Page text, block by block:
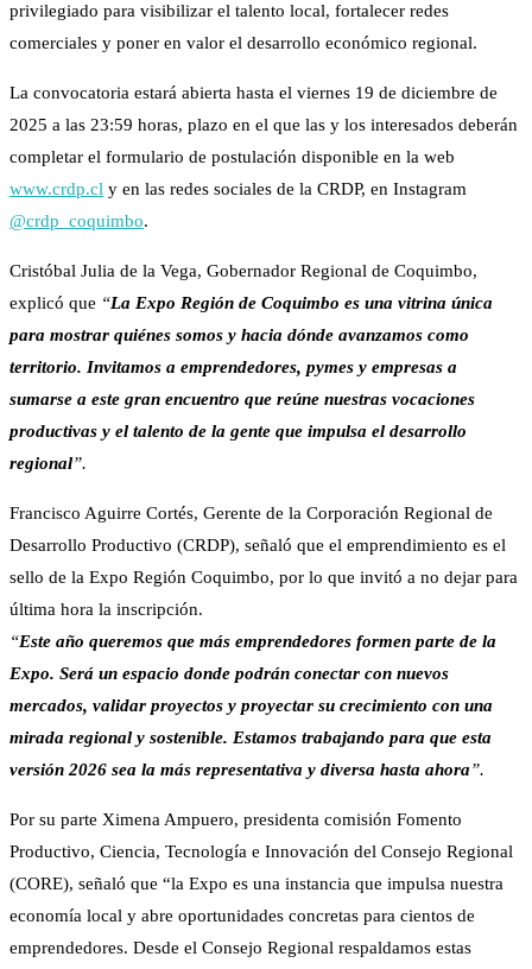
privilegiado para visibilizar el talento local, fortalecer redes
comerciales y poner en valor el desarrollo económico regional.
La convocatoria estará abierta hasta el viernes 19 de diciembre de
2025 a las 23:59 horas, plazo en el que las y los interesados deberán
completar el formulario de postulación disponible en la web
www.crdp.cl y en las redes sociales de la CRDP, en Instagram
@crdp_coquimbo.
Cristóbal Julia de la Vega, Gobernador Regional de Coquimbo,
explicó que “La Expo Región de Coquimbo es una vitrina única
para mostrar quiénes somos y hacia dónde avanzamos como
territorio. Invitamos a emprendedores, pymes y empresas a
sumarse a este gran encuentro que reúne nuestras vocaciones
productivas y el talento de la gente que impulsa el desarrollo
regional”.
Francisco Aguirre Cortés, Gerente de la Corporación Regional de
Desarrollo Productivo (CRDP), señaló que el emprendimiento es el
sello de la Expo Región Coquimbo, por lo que invitó a no dejar para
última hora la inscripción.
“Este año queremos que más emprendedores formen parte de la
Expo. Será un espacio donde podrán conectar con nuevos
mercados, validar proyectos y proyectar su crecimiento con una
mirada regional y sostenible. Estamos trabajando para que esta
versión 2026 sea la más representativa y diversa hasta ahora”.
Por su parte Ximena Ampuero, presidenta comisión Fomento
Productivo, Ciencia, Tecnología e Innovación del Consejo Regional
(CORE), señaló que “la Expo es una instancia que impulsa nuestra
economía local y abre oportunidades concretas para cientos de
emprendedores. Desde el Consejo Regional respaldamos estas